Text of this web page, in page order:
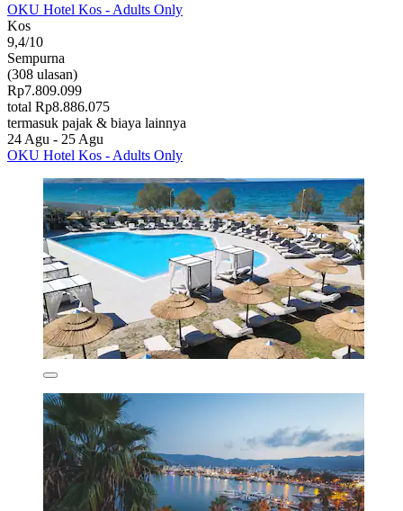
OKU Hotel Kos - Adults Only
Kos
9,4/10
Sempurna
(308 ulasan)
Rp7.809.099
total Rp8.886.075
termasuk pajak & biaya lainnya
24 Agu - 25 Agu
OKU Hotel Kos - Adults Only